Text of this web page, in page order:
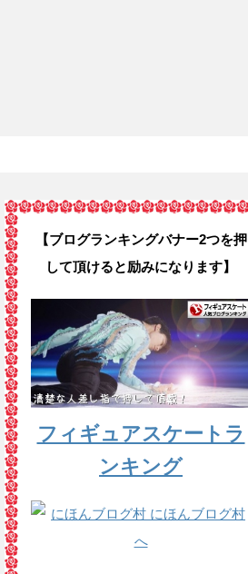
【ブログランキングバナー2つを押
して頂けると励みになります】
フィギュアスケートラ
ンキング